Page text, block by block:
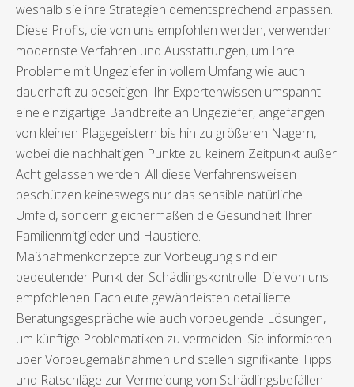
weshalb sie ihre Strategien dementsprechend anpassen.
Diese Profis, die von uns empfohlen werden, verwenden
modernste Verfahren und Ausstattungen, um Ihre
Probleme mit Ungeziefer in vollem Umfang wie auch
dauerhaft zu beseitigen. Ihr Expertenwissen umspannt
eine einzigartige Bandbreite an Ungeziefer, angefangen
von kleinen Plagegeistern bis hin zu größeren Nagern,
wobei die nachhaltigen Punkte zu keinem Zeitpunkt außer
Acht gelassen werden. All diese Verfahrensweisen
beschützen keineswegs nur das sensible natürliche
Umfeld, sondern gleichermaßen die Gesundheit Ihrer
Familienmitglieder und Haustiere.
Maßnahmenkonzepte zur Vorbeugung sind ein
bedeutender Punkt der Schädlingskontrolle. Die von uns
empfohlenen Fachleute gewährleisten detaillierte
Beratungsgespräche wie auch vorbeugende Lösungen,
um künftige Problematiken zu vermeiden. Sie informieren
über Vorbeugemaßnahmen und stellen signifikante Tipps
und Ratschläge zur Vermeidung von Schädlingsbefällen